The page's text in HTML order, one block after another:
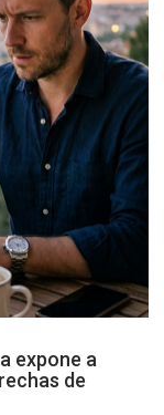
expone a
de